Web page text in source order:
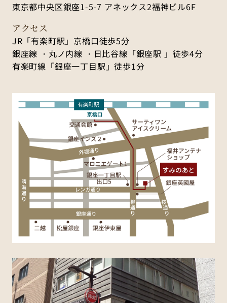
東京都中央区銀座1-5-7 アネックス2福神ビル6F
アクセス
JR「有楽町駅」京橋口徒歩5分
銀座線 ・丸ノ内線 ・日比谷線「銀座駅 」徒歩4分
有楽町線「銀座一丁目駅」徒歩1分